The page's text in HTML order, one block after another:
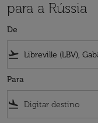
para a Rússia
De
flight_takeoff
Para
flight_land